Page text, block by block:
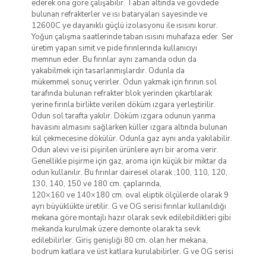
ederek ona göre çalışabilir. Taban altında ve gövdede
bulunan refrakterler ve ısı bataryaları sayesinde ve
12600C ye dayanıklı güçlü izolasyonu ile ısısını korur.
Yoğun çalışma saatlerinde taban ısısını muhafaza eder. Ser
üretim yapan simit ve pide fırınlerında kullanıcıyı
memnun eder. Bu fırınlar aynı zamanda odun da
yakabilmek için tasarlanmışlardır. Odunla da
mükemmel sonuç verirler. Odun yakmak için fırının sol
tarafında bulunan refrakter blok yerinden çıkartılarak
yerine fırınla birlikte verilen döküm ızgara yerleştirilir.
Odun sol tarafta yakılır. Döküm ızgara odunun yanma
havasını almasını sağlarken küller ızgara altında bulunan
kül çekmecesine dökülür. Odunla gaz aynı anda yakılabilir.
Odun alevi ve isi pişirilen ürünlere ayrı bir aroma verir.
Genellikle pişirme için gaz, aroma için küçük bir miktar da
odun kullanılır. Bu fırınlar dairesel olarak ;100, 110, 120,
130, 140, 150 ve 180 cm. çaplarında,
120×160 ve 140×180 cm. oval eliptik ölçülerde olarak 9
ayrı büyüklükte üretilir. G ve OG serisi fırınlar kullanıldığı
mekana göre montajlı hazır olarak sevk edilebildikleri gibi
mekanda kurulmak üzere demonte olarak ta sevk
edilebilirler. Giriş genişliği 80 cm. olan her mekana,
bodrum katlara ve üst katlara kurulabilirler. G ve OG serisi